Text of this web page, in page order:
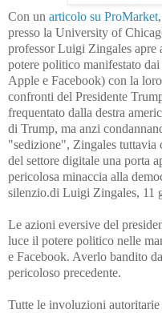
Con un articolo su ProMarket
presso la University of
professor Luigi Zingales
potere politico manifestato
Apple e Facebook) con la
confronti del Presidente
frequentato dalla destra
di Trump, ma anzi
"sedizione", Zingales tuttavia
del settore digitale una porta
pericolosa minaccia alla
silenzio.di Luigi Zingales, 11
Le azioni eversive del
luce il potere politico nelle
e Facebook. Averlo bandito
pericoloso precedente.
Tutte le involuzioni autoritarie